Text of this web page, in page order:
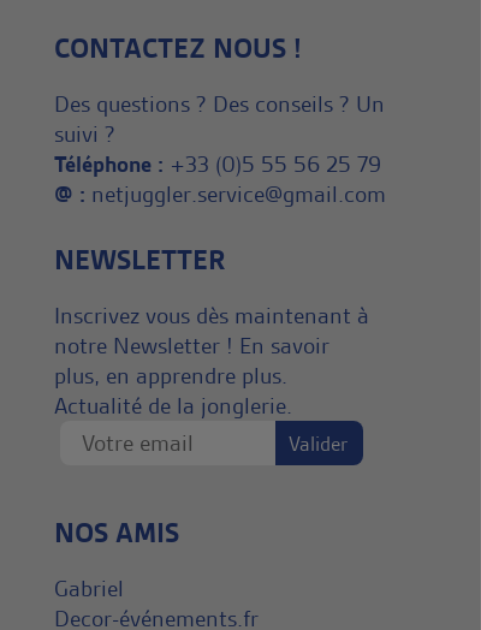
CONTACTEZ NOUS !
Des questions ? Des conseils ? Un
suivi ?
Téléphone : +33 (0)5 55 56 25 79
@ : netjuggler.service@gmail.com
NEWSLETTER
Inscrivez vous dès maintenant à
notre Newsletter ! En savoir
plus, en apprendre plus.
Actualité de la jonglerie.
NOS AMIS
Gabriel
Decor-événements.fr